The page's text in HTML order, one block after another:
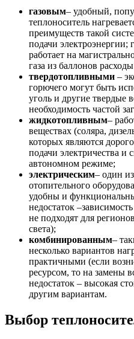
газовым– удобный,
теплоноситель
преимуществ такой
подачи электроэнергии;
работает на
газа из баллонов
твердотопливными –
горючего могут быть
уголь и другие твердые
необходимость частой
жидкотопливным–
веществах (соляра,
которых являются
подачи электричества и
автономном режиме;
электрическим– один
отопительного
удобны и
недостаток
не подходят для
света);
комбинированным–
несколько вариантов
практичными (если
ресурсом, то на замены
недостаток – высокая
другим вариантам.
Выбор